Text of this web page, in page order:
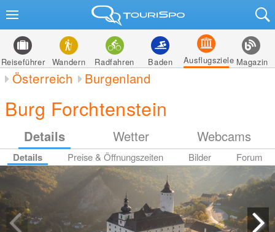
Reiseführer Wandern Radfahren Baden Ausflugsziele Magazin
Österreich Burgenland
Burg Forchtenstein
Details Wetter Webcams
Details Preise & Öffnungszeiten Bilder Forum